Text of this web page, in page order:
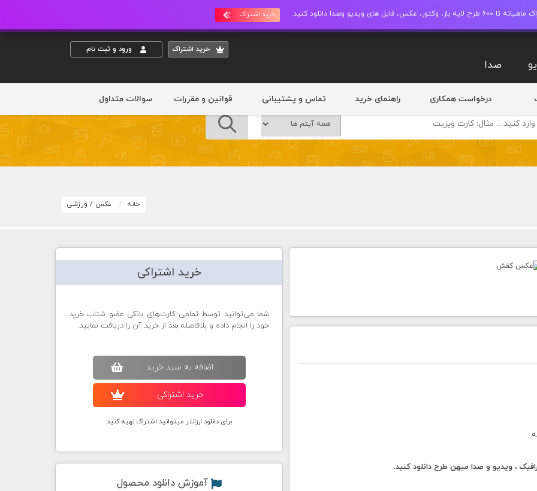
عکس، فایل های ویدیو وصدا دانلود کنید. خرید اشتراک
خريد اشتراک ورود و ثبت نام
صدا
درخواست همکاری راهنمای خرید تماس و پشتیبانی قوانین و مقررات سوالات متداول
خانه عکس / ورزشی
، ویدیو و صدا میهن طرح دانلود کنید.
خرید اشتراکی
شما می‌توانید توسط تمامی کارت‌های بانکی عضو شتاب خرید
خود را انجام داده و بلافاصله بعد از خرید آن را دریافت نمایید.
اضافه به سبد خريد
خريد اشتراکی
برای دانلود ارزانتر میتوانید اشتراک تهیه کنید
آموزش دانلود محصول